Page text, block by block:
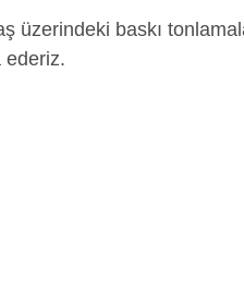
üzerindeki baskı
ederiz.